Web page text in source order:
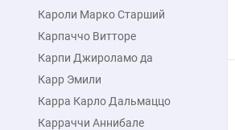
Кароли Марко Старший
Карпаччо Витторе
Карпи Джироламо да
Карр Эмили
Карра Карло Дальмаццо
Карраччи Аннибале